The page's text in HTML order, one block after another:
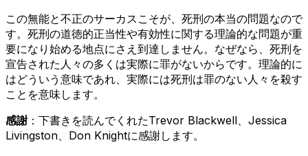
この無能と不正のサーカスこそが、死刑の本当の問題なので
す。死刑の道徳的正当性や有効性に関する理論的な問題が重
要になり始める地点にさえ到達しません。なぜなら、死刑を
宣告された人々の多くは実際に罪がないからです。理論的に
はどういう意味であれ、実際には死刑は罪のない人々を殺す
ことを意味します。
感謝：下書きを読んでくれたTrevor Blackwell、Jessica
Livingston、Don Knightに感謝します。